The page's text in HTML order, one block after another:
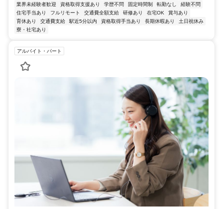
業界未経験者歓迎 資格取得支援あり 学歴不問 固定時間制 転勤なし
経験不問
住宅手当あり
フルリモート 交通費全額支給 研修あり 在宅OK
賞与あり
育休あり
交通費支給 駅近5分以内 資格取得手当あり 長期休暇あり
土日祝休み
寮・社宅あり
アルバイト・パート